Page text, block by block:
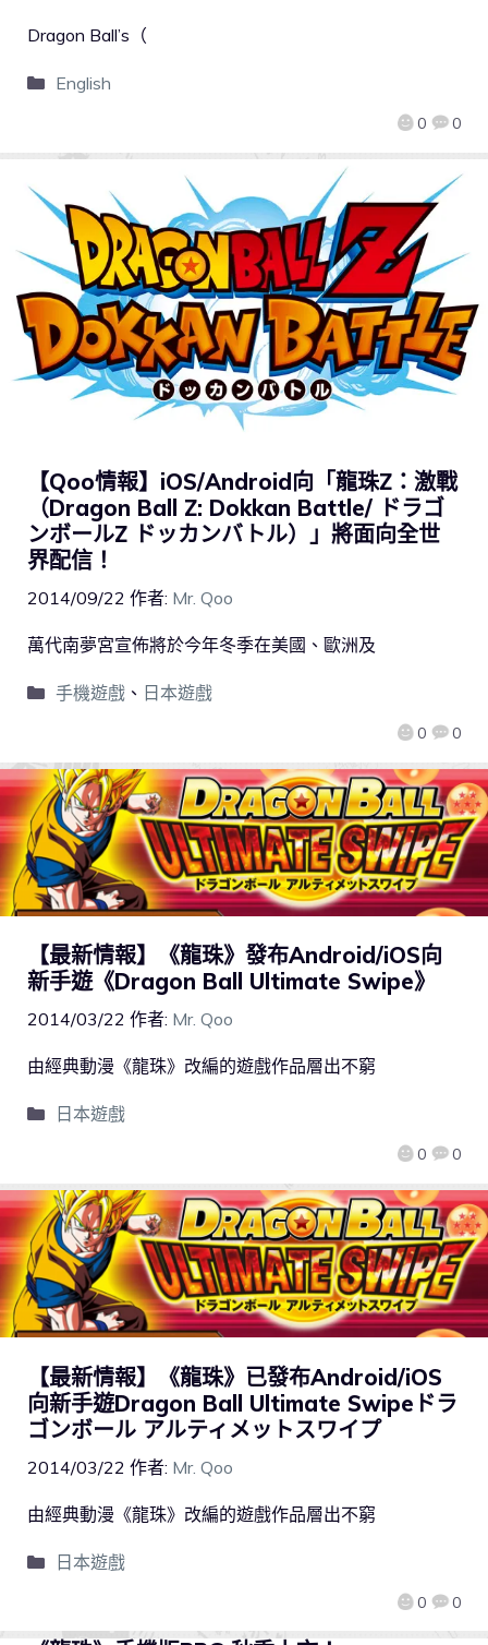
0 0
Dragon Ball’s（
English
【Qoo情報】iOS/Android向「龍珠Z：激戰
（Dragon Ball Z: Dokkan Battle/ ドラゴ
ンボールZ ドッカンバトル）」將面向全世
界配信！
2014/09/22 作者: Mr. Qoo
0 0
萬代南夢宮宣佈將於今年冬季在美國、歐洲及
手機遊戲、 日本遊戲
【最新情報】《龍珠》發布Android/iOS向
新手遊《Dragon Ball Ultimate Swipe》
2014/03/22 作者: Mr. Qoo
0 0
由經典動漫《龍珠》改編的遊戲作品層出不窮
日本遊戲
【最新情報】《龍珠》已發布Android/iOS
向新手遊Dragon Ball Ultimate Swipeドラ
ゴンボール アルティメットスワイプ
2014/03/22 作者: Mr. Qoo
0 0
由經典動漫《龍珠》改編的遊戲作品層出不窮
日本遊戲